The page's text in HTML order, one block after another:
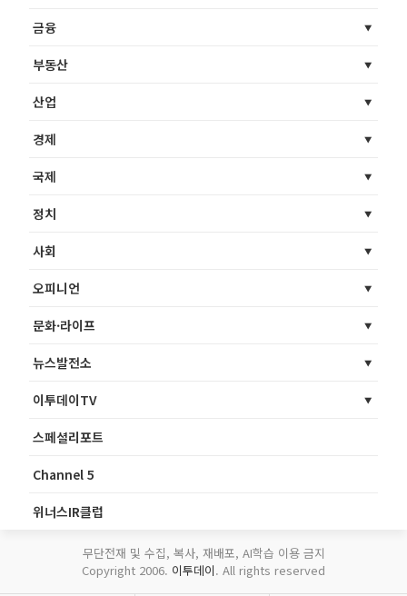
금융
부동산
산업
경제
국제
정치
사회
오피니언
문화·라이프
뉴스발전소
이투데이TV
스페셜리포트
Channel 5
위너스IR클럽
무단전재 및 수집, 복사, 재배포, AI학습 이용 금지
Copyright 2006. 이투데이. All rights reserved